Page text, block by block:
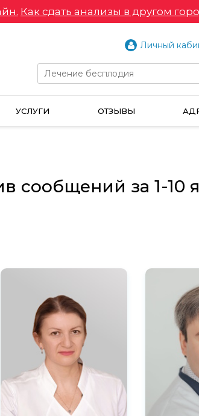
Как сдать анализы в другом
Личный
УСЛУГИ ОТЗЫВЫ
сообщений за 1-10